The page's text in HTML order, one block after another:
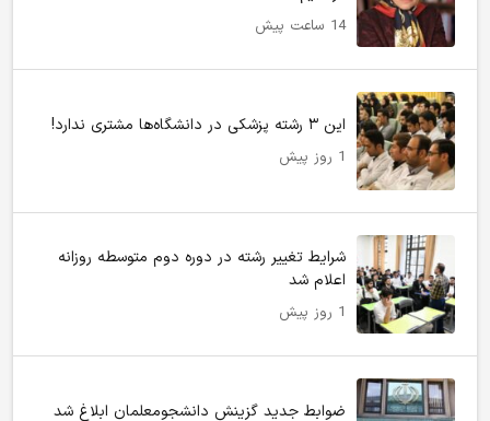
14 ساعت پیش
این ۳ رشته پزشکی در دانشگاه‌ها مشتری ندارد!
1 روز پیش
شرایط تغییر رشته در دوره دوم متوسطه روزانه
اعلام شد
1 روز پیش
ضوابط جدید گزینش دانشجومعلمان ابلاغ شد